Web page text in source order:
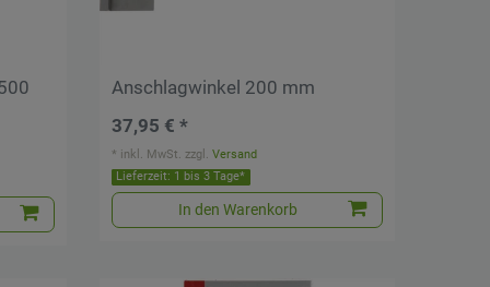
Anschlagwinkel 200 mm
37,95 € *
Lieferzeit: 1 bis 3 Tage*
In den Warenkorb
* inkl. MwSt. zzgl.Versand